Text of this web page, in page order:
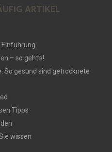
ARTIKEL
Einführung
– so geht’s!
So gesund sind getrocknete
Tipps
wissen